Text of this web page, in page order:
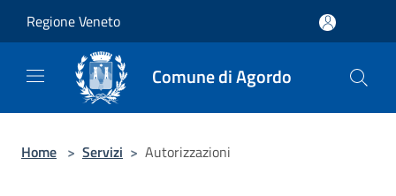
Regione Veneto
Comune di Agordo
Home > Servizi > Autorizzazioni